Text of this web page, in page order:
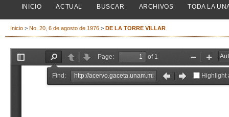
INICIO ACTUAL BUSCAR ARCHIVOS TODA LA
Inicio > No. 20, 6 de agosto de 1976 > DE LA TORRE VILLAR